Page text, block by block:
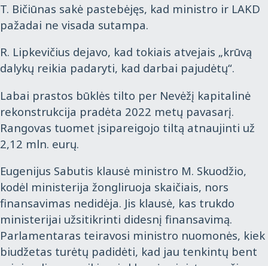
T. Bičiūnas sakė pastebėjęs, kad ministro ir LAKD
pažadai ne visada sutampa.
R. Lipkevičius dejavo, kad tokiais atvejais „krūvą
dalykų reikia padaryti, kad darbai pajudėtų“.
Labai prastos būklės tilto per Nevėžį kapitalinė
rekonstrukcija pradėta 2022 metų pavasarį.
Rangovas tuomet įsipareigojo tiltą atnaujinti už
2,12 mln. eurų.
Eugenijus Sabutis klausė ministro M. Skuodžio,
kodėl ministerija žongliruoja skaičiais, nors
finansavimas nedidėja. Jis klausė, kas trukdo
ministerijai užsitikrinti didesnį finansavimą.
Parlamentaras teiravosi ministro nuomonės, kiek
biudžetas turėtų padidėti, kad jau tenkintų bent